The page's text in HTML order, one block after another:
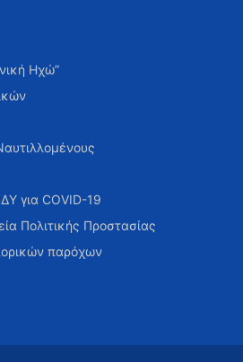
Ηχώ”
για COVID-19
Πολιτικής Προστασίας
παρόχων